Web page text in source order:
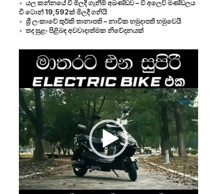
යල කන්නයේ වී මිලදී ගැනීම් අඛණ්ඩව – වී අලෙවි මණ්ඩලය
වී ටොන් 19,592ක් මිලදී ගනියි
ශ්‍රී ලංකාවේ තුර්කි තානාපති – නාවික හමුදාපති හමුවෙයි
තද සුළං පිළිබඳ අවවාදාත්මක නිවේදනයක්
Player